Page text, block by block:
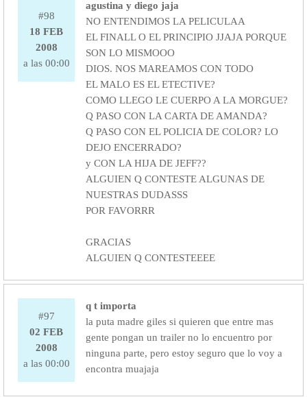
#98
18 FEB
2008
a las 00:00
agustina y diego jaja
NO ENTENDIMOS LA PELICULAA
EL FINALL O EL PRINCIPIO JJAJA PORQUE
SON LO MISMOOO
DIOS. NOS MAREAMOS CON TODO
EL MALO ES EL ETECTIVE?
COMO LLEGO LE CUERPO A LA MORGUE?
Q PASO CON LA CARTA DE AMANDA?
Q PASO CON EL POLICIA DE COLOR? LO
DEJO ENCERRADO?
y CON LA HIJA DE JEFF??
ALGUIEN Q CONTESTE ALGUNAS DE
NUESTRAS DUDASSS
POR FAVORRR
GRACIAS
ALGUIEN Q CONTESTEEEE
#97
02 FEB
2008
a las 00:00
q t importa
la puta madre giles si quieren que entre mas
gente pongan un trailer no lo encuentro por
ninguna parte, pero estoy seguro que lo voy a
encontra muajaja